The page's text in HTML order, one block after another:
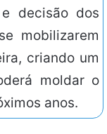
decisão dos
mobilizarem
criando um
moldar o
anos.